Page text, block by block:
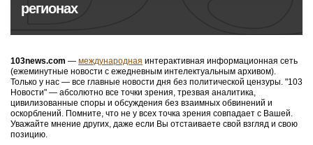
регионах
103news.com — международная интерактивная информационная сеть
(ежеминутные новости с ежедневным интелектуальным архивом).
Только у нас — все главные новости дня без политической цензуры. "103
Новости" — абсолютно все точки зрения, трезвая аналитика,
цивилизованные споры и обсуждения без взаимных обвинений и
оскорблений. Помните, что не у всех точка зрения совпадает с Вашей.
Уважайте мнение других, даже если Вы отстаиваете свой взгляд и свою
позицию.